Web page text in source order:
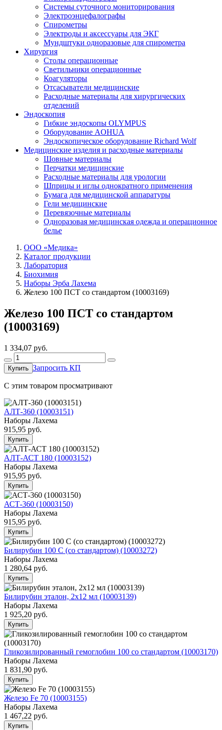
Системы суточного мониторирования
Электроэнцефалографы
Спирометры
Электроды и аксессуары для ЭКГ
Мундштуки одноразовые для спирометра
Хирургия
Столы операционные
Светильники операционные
Коагуляторы
Отсасыватели медицинские
Расходные материалы для хирургических
отделений
Эндоскопия
Гибкие эндоскопы OLYMPUS
Оборудование AOHUA
Эндоскопическое оборудование Richard Wolf
Медицинские изделия и расходные материалы
Шовные материалы
Перчатки медицинские
Расходные материалы для урологии
Шприцы и иглы однократного применения
Бумага для медицинской аппаратуры
Гели медицинские
Перевязочные материалы
Одноразовая медицинская одежда и операционное
белье
ООО «Медика»
Каталог продукции
Лаборатория
Биохимия
Наборы Эрба Лахема
Железо 100 ПСТ со стандартом (10003169)
Железо 100 ПСТ со стандартом
(10003169)
1 334,07 руб.
Купить Запросить КП
C этим товаром просматривают
АЛТ-360 (10003151)
Наборы Лахема
915,95 руб.
Купить
АЛТ-АСТ 180 (10003152)
Наборы Лахема
915,95 руб.
Купить
АСТ-360 (10003150)
Наборы Лахема
915,95 руб.
Купить
Билирубин 100 С (со стандартом) (10003272)
Наборы Лахема
1 280,64 руб.
Купить
Билирубин эталон, 2х12 мл (10003139)
Наборы Лахема
1 925,20 руб.
Купить
Гликозилированный гемоглобин 100 со стандартом (10003170)
Наборы Лахема
1 831,90 руб.
Купить
Железо Fe 70 (10003155)
Наборы Лахема
1 467,22 руб.
Купить